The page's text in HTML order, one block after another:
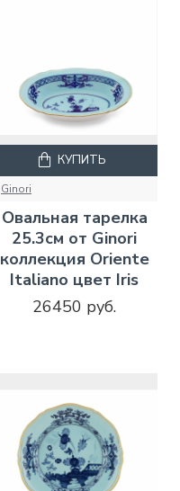
Ginori
Овальная тарелка
25.3см от Ginori
коллекция Oriente
Italiano цвет Iris
26450 руб.
КУПИТЬ